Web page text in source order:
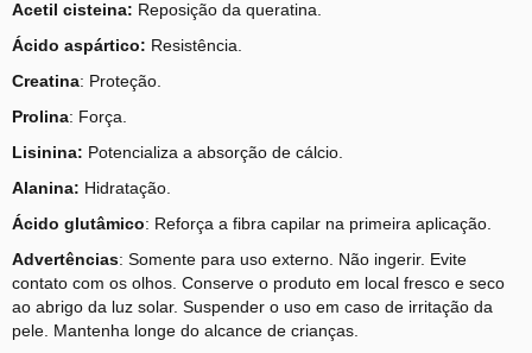
Acetil cisteina: Reposição da queratina.
Ácido aspártico: Resistência.
Creatina: Proteção.
Prolina: Força.
Lisinina: Potencializa a absorção de cálcio.
Alanina: Hidratação.
Ácido glutâmico: Reforça a fibra capilar na primeira aplicação.
Advertências: Somente para uso externo. Não ingerir. Evite
contato com os olhos. Conserve o produto em local fresco e seco
ao abrigo da luz solar. Suspender o uso em caso de irritação da
pele. Mantenha longe do alcance de crianças.